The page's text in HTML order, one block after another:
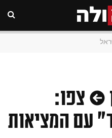
• צפו:
עם המציאות